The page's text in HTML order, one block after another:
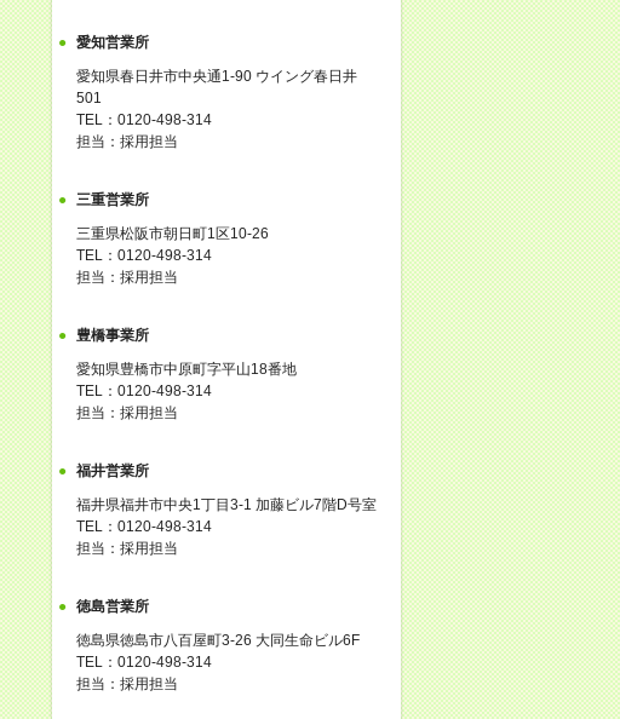
愛知営業所
愛知県春日井市中央通1-90 ウイング春日井
501
TEL：0120-498-314
担当：採用担当
三重営業所
三重県松阪市朝日町1区10-26
TEL：0120-498-314
担当：採用担当
豊橋事業所
愛知県豊橋市中原町字平山18番地
TEL：0120-498-314
担当：採用担当
福井営業所
福井県福井市中央1丁目3-1 加藤ビル7階D号室
TEL：0120-498-314
担当：採用担当
徳島営業所
徳島県徳島市八百屋町3-26 大同生命ビル6F
TEL：0120-498-314
担当：採用担当